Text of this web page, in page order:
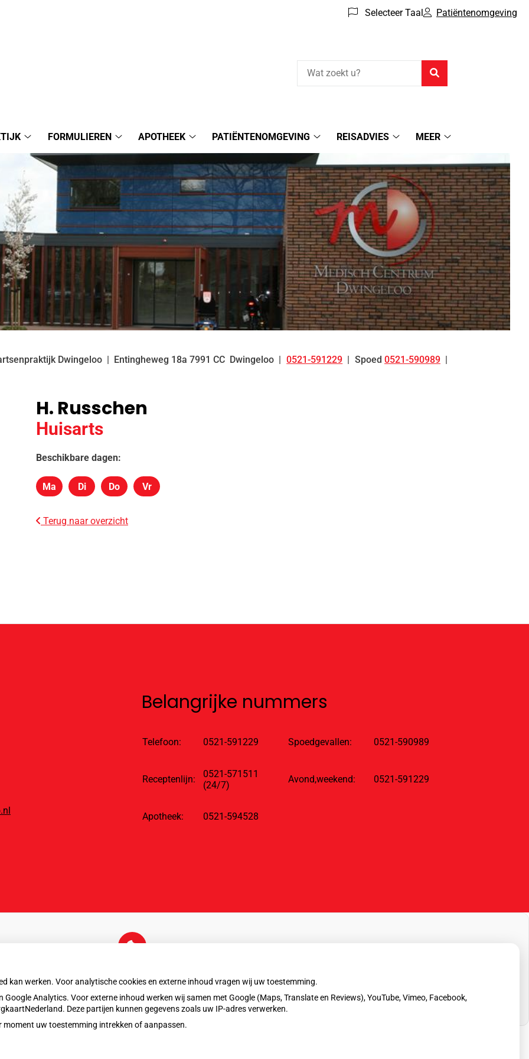
Selecteer Taal Patiëntenomgeving
submenu
FORMULIEREN
APOTHEEK
PATIËNTENOMGEVING
submenu
REISADVIES
MEER
Dwingeloo Entingheweg 18a 7991 CC Dwingeloo Tel:
0521-591229 Spoed 0521-590989
H. Russchen
Huisarts
Beschikbare dagen:
Maandag
Ma Dinsdag
Di Donderdag
Do Vrijdag
Vr
Terug naar overzicht
Belangrijke nummers
Telefoon: 0521-591229 Spoedgevallen: 0521-590989
Receptenlijn:
0521-571511
(24/7)
Avond,weekend: 0521-591229
Apotheek: 0521-594528
externe inhoud
die nodig is om dit te zien.
Cookie-instellingen wijzigen
kan werken. Voor analytische cookies en externe inhoud vragen wij uw toestemming.
Analytics. Voor externe inhoud werken wij samen met Google (Maps, Translate en Reviews), YouTube, Vimeo, Facebook,
Deze partijen kunnen gegevens zoals uw IP-adres verwerken.
moment uw toestemming intrekken of aanpassen.